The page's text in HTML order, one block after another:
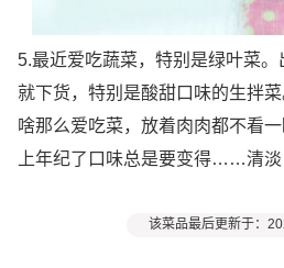
5.最近爱吃蔬菜，特别是绿叶菜
就下货，特别是酸甜口味的生拌
啥那么爱吃菜，放着肉肉都不看一
上年纪了口味总是要变得……清
该菜品最后更新于：